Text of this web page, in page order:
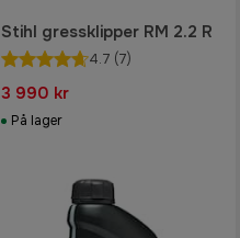
Stihl gressklipper RM 2.2 R
4.7 (7)
3 990 kr
På lager